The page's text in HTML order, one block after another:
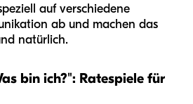
auf verschiedene
ab und machen das
natürlich.
bin ich?": Ratespiele für